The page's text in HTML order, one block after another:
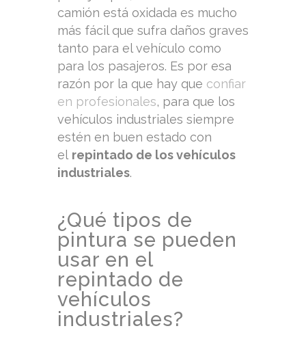
camión está oxidada es mucho
más fácil que sufra daños graves
tanto para el vehículo como
para los pasajeros. Es por esa
razón por la que hay que confiar
en profesionales, para que los
vehículos industriales siempre
estén en buen estado con
el repintado de los vehículos
industriales.
¿Qué tipos de
pintura se pueden
usar en el
repintado de
vehículos
industriales?